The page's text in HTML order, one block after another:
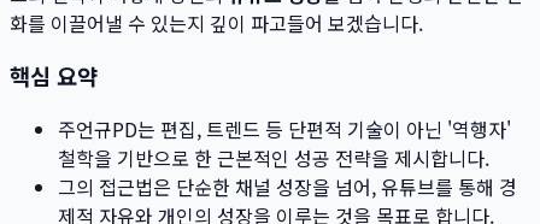
화를 이끌어낼 수 있는지 깊이 파고들어 보겠습니다.
핵심 요약
주언규PD는 편집, 트렌드 등 단편적 기술이 아닌 '역행자'
철학을 기반으로 한 근본적인 성공 전략을 제시합니다.
그의 접근법은 단순한 채널 성장을 넘어, 유튜브를 통해 경
제적 자유와 개인의 성장을 이루는 것을 목표로 합니다.